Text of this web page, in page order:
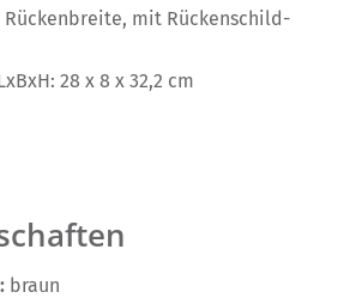
Rückenbreite, mit Rückenschild-
28 x 8 x 32,2 cm
braun